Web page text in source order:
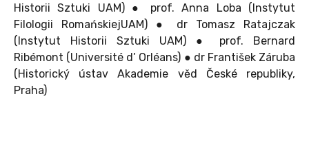
Historii Sztuki UAM) ● prof. Anna Loba (Instytut
Filologii RomańskiejUAM) ● dr Tomasz Ratajczak
(Instytut Historii Sztuki UAM) ● prof. Bernard
Ribémont (Université d’ Orléans) ● dr František Záruba
(Historický ústav Akademie věd České republiky,
Praha)